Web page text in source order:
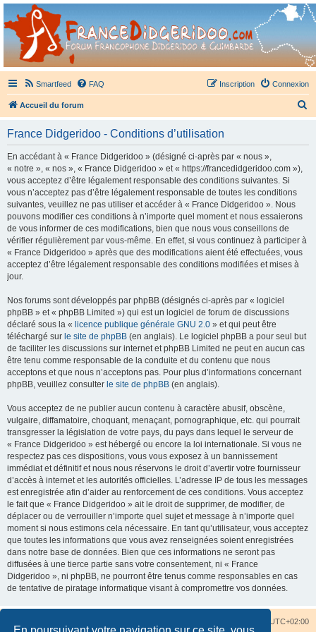
France Didgeridoo
Didgeridoo et Guimbarde sur France Didgeridoo - retrouvez la communauté.
Smartfeed FAQ Connexion
Inscription
Accueil du forum
France Didgeridoo - Conditions d’utilisation
En accédant à « France Didgeridoo » (désigné ci-après par « nous »,
« notre », « nos », « France Didgeridoo » et « https://francedidgeridoo.com »),
vous acceptez d’être légalement responsable des conditions suivantes. Si
vous n’acceptez pas d’être légalement responsable de toutes les conditions
suivantes, veuillez ne pas utiliser et accéder à « France Didgeridoo ». Nous
pouvons modifier ces conditions à n’importe quel moment et nous essaierons
de vous informer de ces modifications, bien que nous vous conseillons de
vérifier régulièrement par vous-même. En effet, si vous continuez à participer à
« France Didgeridoo » après que des modifications aient été effectuées, vous
acceptez d’être légalement responsable des conditions modifiées et mises à
jour.
Nos forums sont développés par phpBB (désignés ci-après par « logiciel
phpBB » et « phpBB Limited ») qui est un logiciel de forum de discussions
déclaré sous la « licence publique générale GNU 2.0 » et qui peut être
téléchargé sur le site de phpBB (en anglais). Le logiciel phpBB a pour seul but
de faciliter les discussions sur internet et phpBB Limited ne peut en aucun cas
être tenu comme responsable de la conduite et du contenu que nous
acceptons et que nous n’acceptons pas. Pour plus d’informations concernant
phpBB, veuillez consulter le site de phpBB (en anglais).
Vous acceptez de ne publier aucun contenu à caractère abusif, obscène,
vulgaire, diffamatoire, choquant, menaçant, pornographique, etc. qui pourrait
transgresser la législation de votre pays, du pays dans lequel le serveur de
« France Didgeridoo » est hébergé ou encore la loi internationale. Si vous ne
respectez pas ces dispositions, vous vous exposez à un bannissement
immédiat et définitif et nous nous réservons le droit d’avertir votre fournisseur
d’accès à internet et les autorités officielles. L’adresse IP de tous les messages
est enregistrée afin d’aider au renforcement de ces conditions. Vous acceptez
le fait que « France Didgeridoo » ait le droit de supprimer, de modifier, de
déplacer ou de verrouiller n’importe quel sujet et message à n’importe quel
moment si nous estimons cela nécessaire. En tant qu’utilisateur, vous acceptez
que toutes les informations que vous avez renseignées soient enregistrées
dans notre base de données. Bien que ces informations ne seront pas
diffusées à une tierce partie sans votre consentement, ni « France
Didgeridoo », ni phpBB, ne pourront être tenus comme responsables en cas
de tentative de piratage informatique visant à compromettre vos données.
UTC+02:00